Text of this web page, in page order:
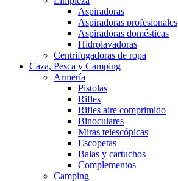
Aspiradoras
Aspiradoras profesionales
Aspiradoras domésticas
Hidrolavadoras
Centrifugadoras de ropa
Caza, Pesca y Camping
Armería
Pistolas
Rifles
Rifles aire comprimido
Binoculares
Miras telescópicas
Escopetas
Balas y cartuchos
Complementos
Camping